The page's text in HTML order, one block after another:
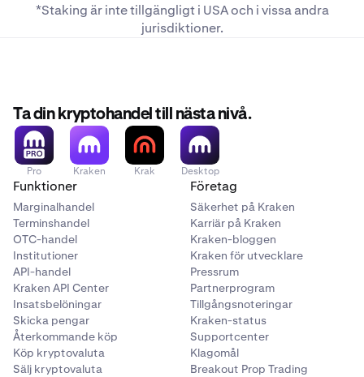
*Staking är inte tillgängligt i USA och ivissa andra
jurisdiktioner.
Ta din kryptohandel till nästa nivå.
Pro Kraken Krak Desktop
Funktioner
Marginalhandel
Terminshandel
OTC-handel
Institutioner
API-handel
Kraken API Center
Insatsbelöningar
Skicka pengar
Återkommande köp
Köp kryptovaluta
Sälj kryptovaluta
Företag
Säkerhet på Kraken
Karriär på Kraken
Kraken-bloggen
Kraken för utvecklare
Pressrum
Partnerprogram
Tillgångsnoteringar
Kraken-status
Supportcenter
Klagomål
Breakout Prop Trading